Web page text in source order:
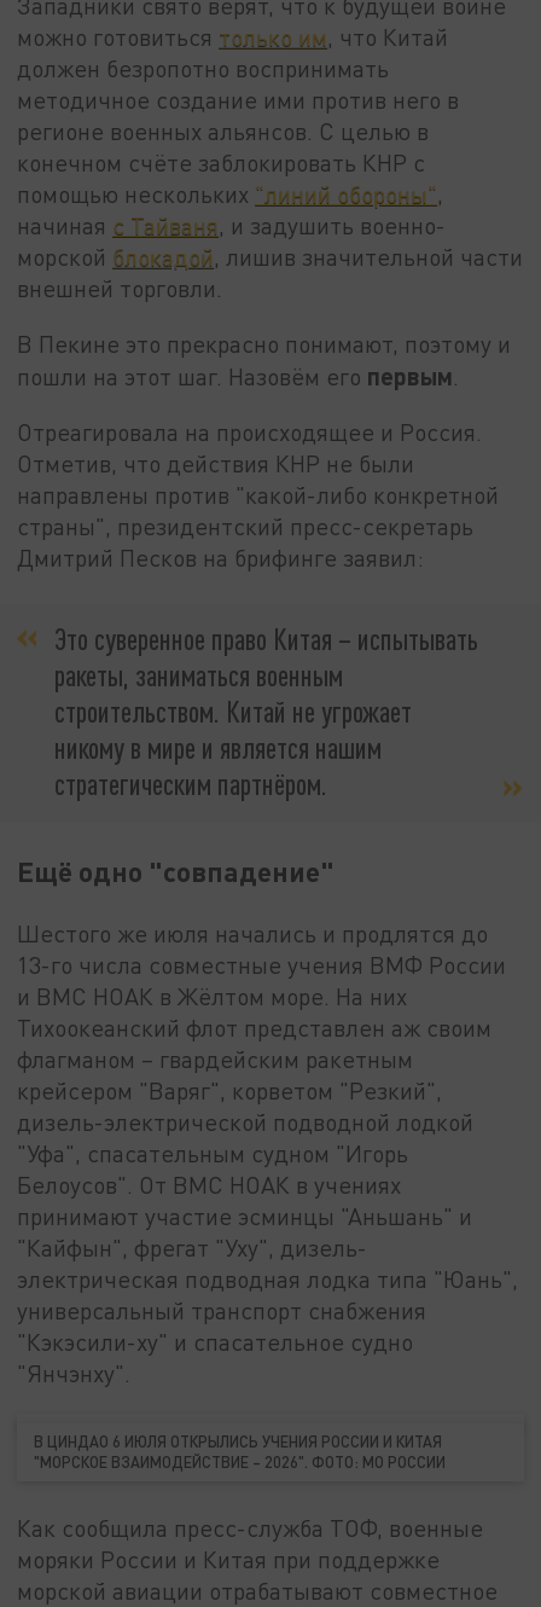
Западники свято верят, что к будущей войне
можно готовиться только им, что Китай
должен безропотно воспринимать
методичное создание ими против него в
регионе военных альянсов. С целью в
конечном счёте заблокировать КНР с
помощью нескольких "линий обороны",
начиная с Тайваня, и задушить военно-
морской блокадой, лишив значительной части
внешней торговли.
В Пекине это прекрасно понимают, поэтому и
пошли на этот шаг. Назовём его первым
Отреагировала на происходящее и Россия.
Отметив, что действия КНР не были
направлены против "какой-либо конкретной
страны", президентский пресс-секретарь
Дмитрий Песков на брифинге заявил:
Это суверенное право Китая – испытывать
ракеты, заниматься военным
строительством. Китай не угрожает
никому в мире и является нашим
стратегическим партнёром.
Ещё одно "совпадение"
Шестого же июля начались и продлятся до
13-го числа совместные учения ВМФ России
и ВМС НОАК в Жёлтом море. На них
Тихоокеанский флот представлен аж своим
флагманом – гвардейским ракетным
крейсером "Варяг", корветом "Резкий",
дизель-электрической подводной лодкой
"Уфа", спасательным судном "Игорь
Белоусов". От ВМС НОАК в учениях
принимают участие эсминцы "Аньшань" и
"Кайфын", фрегат "Уху", дизель-
электрическая подводная лодка типа "Юань",
универсальный транспорт снабжения
"Кэкэсили-ху" и спасательное судно
"Янчэнху".
В ЦИНДАО 6 ИЮЛЯ ОТКРЫЛИСЬ УЧЕНИЯ РОССИИ И КИТАЯ
"МОРСКОЕ ВЗАИМОДЕЙСТВИЕ – 2026". ФОТО: МО РОССИИ
Как сообщила пресс-служба ТОФ, военные
моряки России и Китая при поддержке
морской авиации отрабатывают совместное